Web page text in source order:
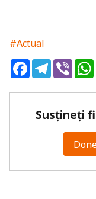
#Actual
FacebookTelegram
Viber
Susțineți